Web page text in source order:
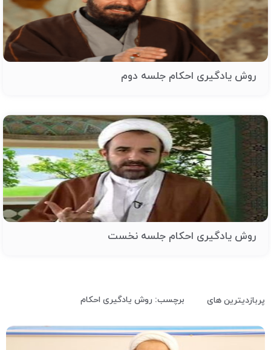
روش یادگیری احکام جلسه دوم
روش یادگیری احکام جلسه نخست
پربازدیترین های برچسب: روش یادگیری احکام